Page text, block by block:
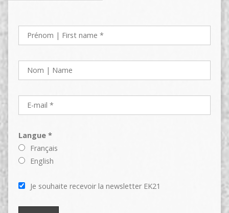
Langue *
Français
English
Je souhaite recevoir la newsletter EK21